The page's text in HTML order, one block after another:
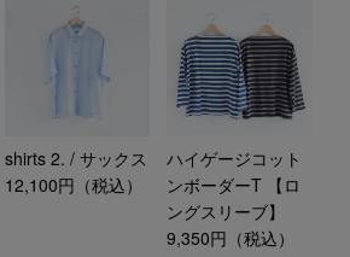
shirts 2. / サックス
12,100円（税込）
ハイゲージコット
ンボーダーT 【ロ
ングスリーブ】
9,350円（税込）